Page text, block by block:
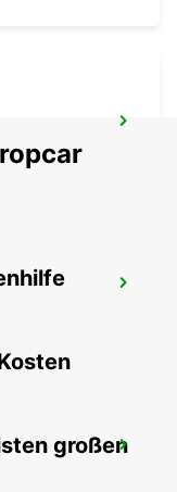
großen